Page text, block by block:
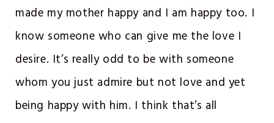
made my mother happy and I am happy too. I
know someone who can give me the love I
desire. It’s really odd to be with someone
whom you just admire but not love and yet
being happy with him. I think that’s all